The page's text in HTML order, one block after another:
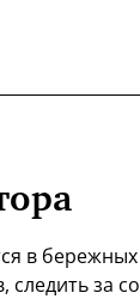
в бережных
следить за